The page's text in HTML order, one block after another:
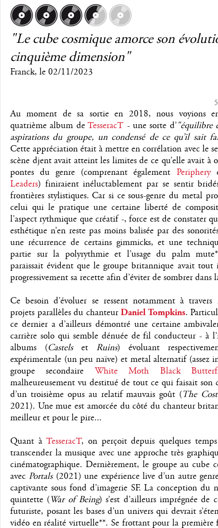
"Le cube cosmique amorce son
cinquième dimension"
Franck, le 02/11/2023
Au moment de sa sortie en 2018, nous voyions
quatrième album deTesseracT - une sorte d’"équilibre
aspirations du groupe, un condensé de ce qu’il sait
Cette appréciation était à mettre en corrélation avec le
scène djent avait atteint les limites de ce qu’elle avait à
pontes du genre (comprenant également Periphery
Leaders) finiraient inéluctablement par se sentir
frontières stylistiques. Car si ce sous-genre du metal
celui qui le pratique une certaine liberté de
l’aspect rythmique que créatif -, force est de constater
esthétique n’en reste pas moins balisée par des
une récurrence de certains gimmicks, et une
partie sur la polyrythmie et l’usage du palm
paraissait évident que le groupe britannique avait tout
progressivement sa recette afin d’éviter de sombrer
Ce besoin d’évoluer se ressent notamment à
projets parallèles du chanteurDaniel Tompkins.
ce dernier a d’ailleurs démontré une certaine
carrière solo qui semble dénuée de fil conducteur - à
albums (Castelset Ruins) évoluant
expérimentale (un peu naïve) et metal alternatif (assez
groupe secondaire White Moth Black
malheureusement vu destitué de tout ce qui faisait son
d’un troisième opus au relatif mauvais goût (The
2021). Une mue est amorcée du côté du chanteur
meilleur et pour le pire...
Quant à TesseracT, on perçoit depuis quelques
transcender la musique avec une approche très
cinématographique. Dernièrement, le groupe au cube
avec Portals(2021) une expérience live d’un autre
captivante sous fond d’imagerie SF. La conception du
quintette (War of Being) s’est d’ailleurs imprégnée de
futuriste, posant les bases d’un univers qui devrait
vidéo en réalité virtuelle**. Se frottant pour la première